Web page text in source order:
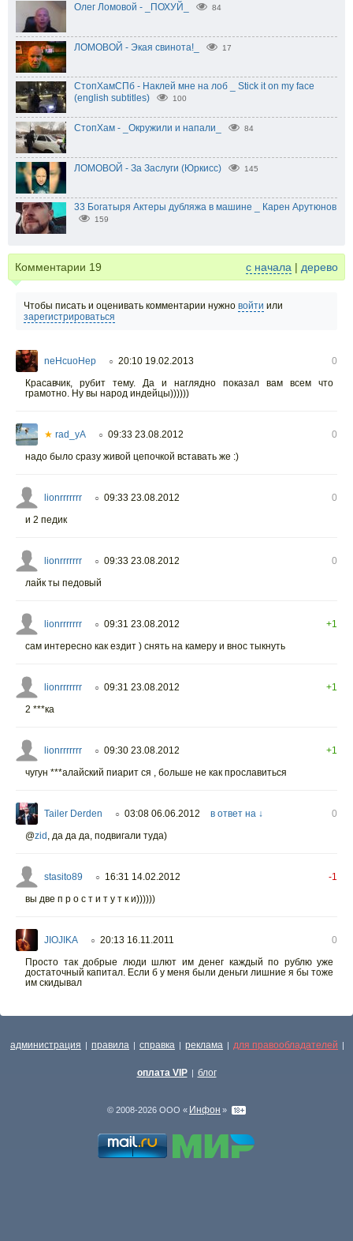
Олег Ломовой - _ПОХУЙ_ 84
ЛОМОВОЙ - Экая свинота!_ 17
СтопХамСПб - Наклей мне на лоб _ Stick it on my face
(english subtitles)
100
СтопХам - _Окружили и напали_ 84
ЛОМОВОЙ - За Заслуги (Юркисс) 145
33 Богатыря Актеры дубляжа в машине _ Карен Арутюнов
159
Комментарии 19 с начала | дерево
Чтобы писать и оценивать комментарии нужно войти или
зарегистрироваться
neHcuoHep ○ 20:10 19.02.2013
0
Красавчик, рубит тему. Да и наглядно показал вам всем что
грамотно. Ну вы народ индейцы))))))
★ rad_yA ○ 09:33 23.08.2012
0
надо было сразу живой цепочкой вставать же :)
lionrrrrrrr ○ 09:33 23.08.2012
0
и 2 педик
lionrrrrrrr ○ 09:33 23.08.2012
0
лайк ты педовый
lionrrrrrrr ○ 09:31 23.08.2012
+1
сам интересно как ездит ) снять на камеру и внос тыкнуть
lionrrrrrrr ○ 09:31 23.08.2012
+1
2 ***ка
lionrrrrrrr ○ 09:30 23.08.2012
+1
чугун ***алайский пиарит ся , больше не как прославиться
Tailer Derden ○ 03:08 06.06.2012 в ответ на ↓
0
@zid да да да, подвигали туда)
stasito89 ○ 16:31 14.02.2012
-1
вы две п р о с т и т у т к и))))))
JIOJIKA ○ 20:13 16.11.2011
0
Просто так добрые люди шлют им денег каждый по рублю уже
достаточный капитал. Если б у меня были деньги лишние я бы тоже
им скидывал
администрация | правила | справка | реклама | для правообладателей |
оплата VIP | блог
© 2008-2026 ООО « Инфон »